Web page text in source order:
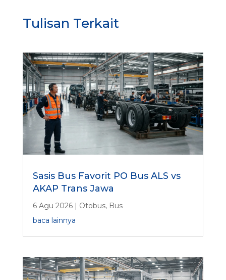
h
a
t
e
r
t
a
r
i
Tulisan Terkait
Sasis Bus Favorit PO Bus ALS vs
AKAP Trans Jawa
6 Agu 2026| Otobus, Bus
baca lainnya